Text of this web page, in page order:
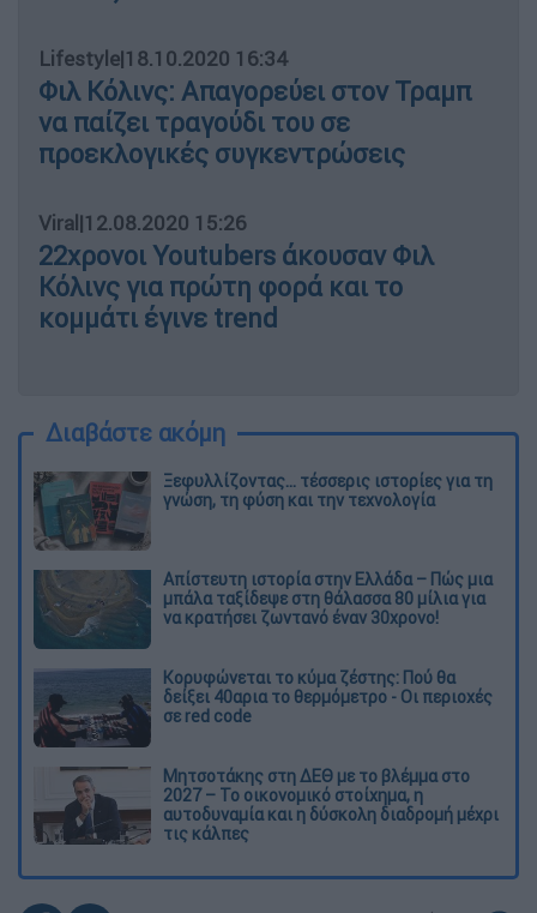
Lifestyle|18.10.2020 16:34
Φιλ Κόλινς: Aπαγορεύει στον Τραμπ
να παίζει τραγούδι του σε
προεκλογικές συγκεντρώσεις
Viral |12.08.2020 15:26
22χρονοι Youtubers άκουσαν Φιλ
Κόλινς για πρώτη φορά και το
κομμάτι έγινε trend
Διαβάστε ακόμη
Ξεφυλλίζοντας... τέσσερις ιστορίες για τη
γνώση, τη φύση και την τεχνολογία
Απίστευτη ιστορία στην Ελλάδα – Πώς μια
μπάλα ταξίδεψε στη θάλασσα 80 μίλια για
να κρατήσει ζωντανό έναν 30χρονο!
Κορυφώνεται το κύμα ζέστης: Πού θα
δείξει 40αρια το θερμόμετρο - Οι περιοχές
σε red code
Μητσοτάκης στη ΔΕΘ με το βλέμμα στο
2027 – Το οικονομικό στοίχημα, η
αυτοδυναμία και η δύσκολη διαδρομή μέχρι
τις κάλπες